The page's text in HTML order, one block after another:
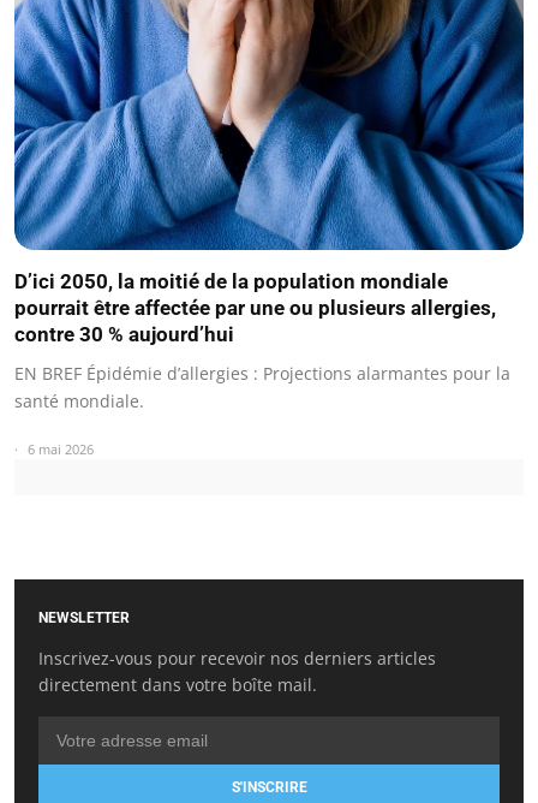
D’ici 2050, la moitié de la population mondiale
pourrait être affectée par une ou plusieurs allergies,
contre 30 % aujourd’hui
EN BREF Épidémie d’allergies : Projections alarmantes pour la
santé mondiale.
6 mai 2026
NEWSLETTER
Inscrivez-vous pour recevoir nos derniers articles
directement dans votre boîte mail.
S'INSCRIRE